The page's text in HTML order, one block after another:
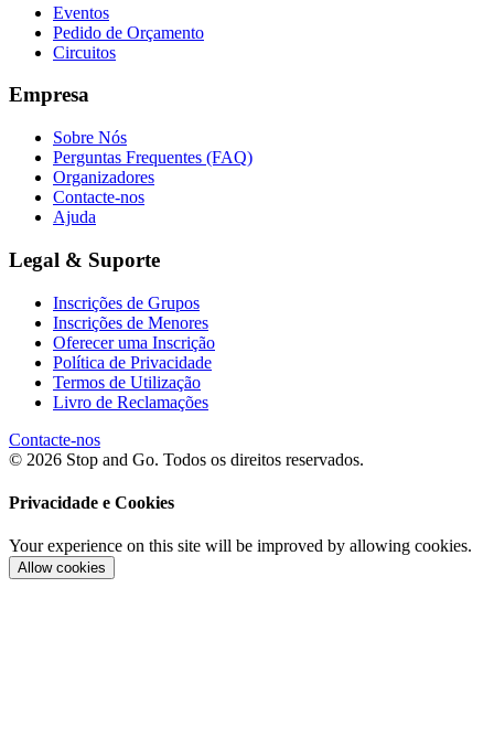
Eventos
Pedido de Orçamento
Circuitos
Empresa
Sobre Nós
Perguntas Frequentes (FAQ)
Organizadores
Contacte-nos
Ajuda
Legal & Suporte
Inscrições de Grupos
Inscrições de Menores
Oferecer uma Inscrição
Política de Privacidade
Termos de Utilização
Livro de Reclamações
Contacte-nos
© 2026 Stop and Go. Todos os direitos reservados.
Privacidade e Cookies
Your experience on this site will be improved by allowing cookies.
Allow cookies